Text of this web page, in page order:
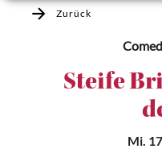
Zurück
Steife
Mi.